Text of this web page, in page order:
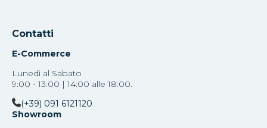
Contatti
E-Commerce
Lunedì al Sabato
9:00 - 13:00 | 14:00 alle 18:00.
(+39) 091 6121120
Showroom